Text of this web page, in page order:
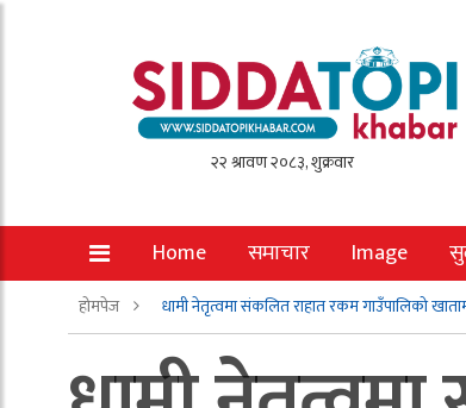
Home समाचार Image
होमपेज धामी नेतृत्वमा संकलित राहात रकम गाउँपालिको